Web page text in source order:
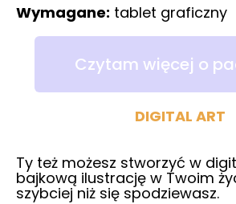
Wymagane: tablet graficzny
Czytam więcej o
DIGITAL ART
Ty też możesz stworzyć w
bajkową ilustrację w Twoim
szybciej niż się spodziewasz.